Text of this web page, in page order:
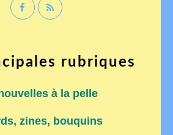
rubriques
à la pelle
zines, bouquins